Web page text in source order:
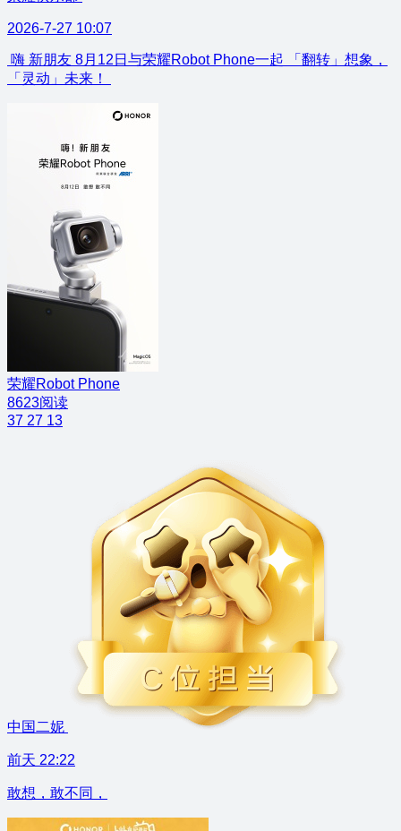
2026-7-27 10:07
嗨 新朋友 8月12日与荣耀Robot Phone一起 「翻转」想象，
「灵动」未来！ ​​​
荣耀Robot Phone
8623阅读
37 27 13
中国二妮
前天 22:22
敢想，敢不同，